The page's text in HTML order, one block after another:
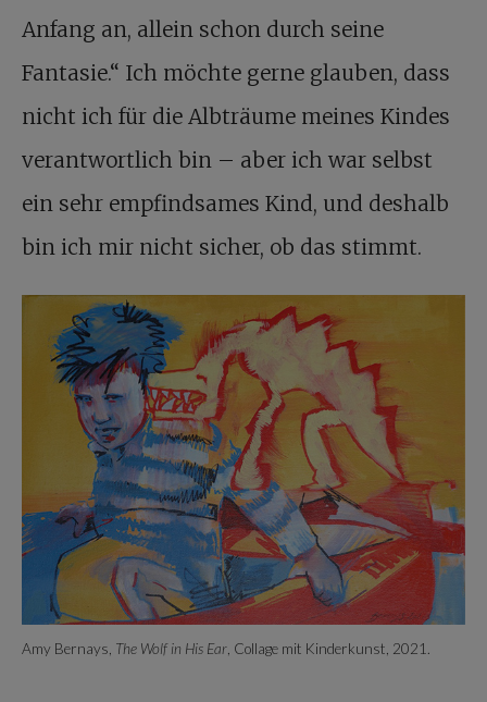
Anfang an, allein schon durch seine
Fantasie.“ Ich möchte gerne glauben, dass
nicht ich für die Albträume meines Kindes
verantwortlich bin – aber ich war selbst
ein sehr empfindsames Kind, und deshalb
bin ich mir nicht sicher, ob das stimmt.
Amy Bernays, The Wolf in His Ear, Collage mit Kinderkunst, 2021.